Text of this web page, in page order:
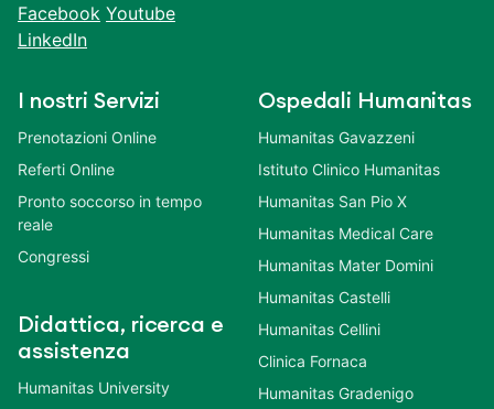
Facebook Youtube
LinkedIn
I nostri Servizi
Prenotazioni Online
Referti Online
Pronto soccorso in tempo
reale
Congressi
Didattica, ricerca e
assistenza
Humanitas University
Ospedali Humanitas
Humanitas Gavazzeni
Istituto Clinico Humanitas
Humanitas San Pio X
Humanitas Medical Care
Humanitas Mater Domini
Humanitas Castelli
Humanitas Cellini
Clinica Fornaca
Humanitas Gradenigo